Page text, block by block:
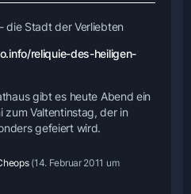
die Stadt der Verliebten
reliquie-des-heiligen-
gibt es heute Abend ein
zum Valtentinstag, der in
gefeiert wird.
(14. Februar 2011 um